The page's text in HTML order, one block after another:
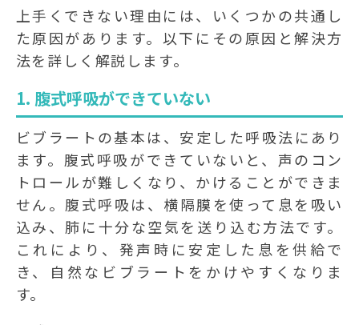
上手くできない理由には、いくつかの共通し
た原因があります。以下にその原因と解決方
法を詳しく解説します。
1. 腹式呼吸ができていない
ビブラートの基本は、安定した呼吸法にあり
ます。腹式呼吸ができていないと、声のコン
トロールが難しくなり、かけることができま
せん。腹式呼吸は、横隔膜を使って息を吸い
込み、肺に十分な空気を送り込む方法です。
これにより、発声時に安定した息を供給で
き、自然なビブラートをかけやすくなりま
す。